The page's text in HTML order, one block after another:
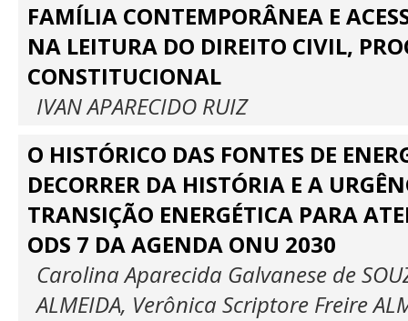
FAMÍLIA CONTEMPORÂNEA E
NA LEITURA DO DIREITO CIVIL,
CONSTITUCIONAL
IVAN APARECIDO RUIZ
O HISTÓRICO DAS FONTES DE
DECORRER DA HISTÓRIA E A
TRANSIÇÃO ENERGÉTICA PARA
ODS 7 DA AGENDA ONU 2030
Carolina Aparecida Galvanese de
ALMEIDA, Verônica Scriptore Freire